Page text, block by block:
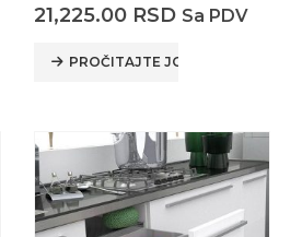
21,225.00 RSD Sa PDV
PROČITAJTE JOŠ